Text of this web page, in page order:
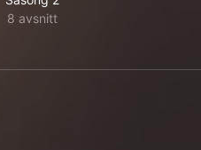
8 avsnitt